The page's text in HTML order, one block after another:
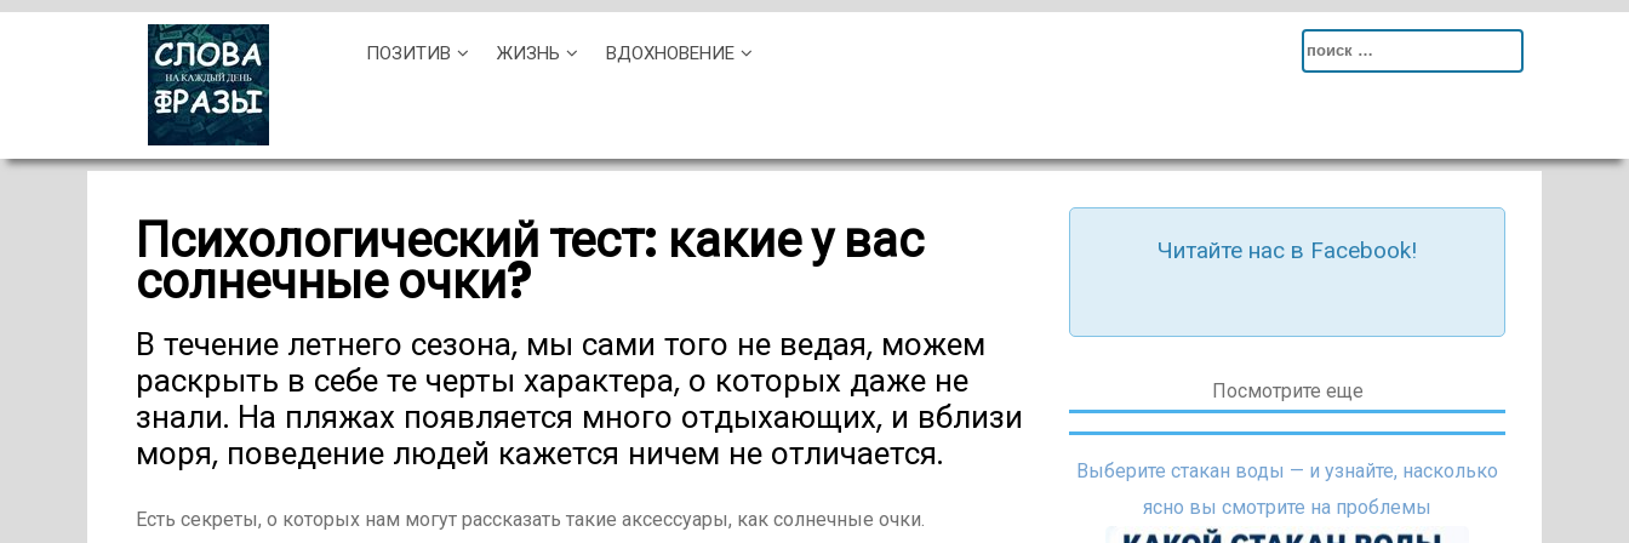
ПОЗИТИВ ЖИЗНЬ ВДОХНОВЕНИЕ
Search
Психологический тест: какие у вас
солнечные очки?
В течение летнего сезона, мы сами того не ведая, можем
раскрыть в себе те черты характера, о которых даже не
знали. На пляжах появляется много отдыхающих, и вблизи
моря, поведение людей кажется ничем не отличается.
Есть секреты, о которых нам могут рассказать такие аксессуары, как солнечные очки.
Читайте нас в Facebook!
Посмотрите еще
Выберите стакан воды — и узнайте, насколько
ясно вы смотрите на проблемы